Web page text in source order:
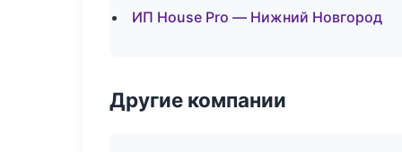
ИП House Pro — Нижний Новгород
Другие компании